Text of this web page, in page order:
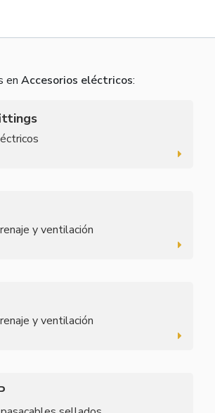
en Accesorios eléctricos:
y ventilación
y ventilación